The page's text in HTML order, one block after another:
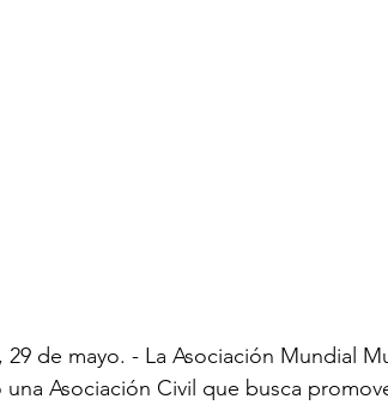
de mayo. - La Asociación Mundial
Asociación Civil que busca